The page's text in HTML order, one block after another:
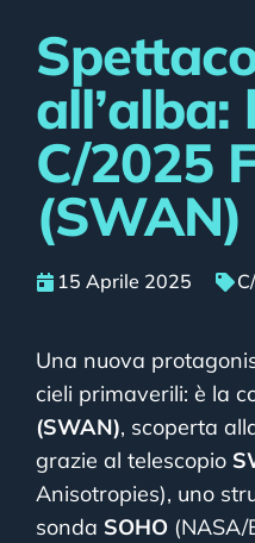
C/2025
(SWAN)
15 Aprile 2025
Una nuova
cieli primaverili: è la
(SWAN), scoperta
grazie al telescopio
Anisotropies), uno
sonda SOHO (NASA/